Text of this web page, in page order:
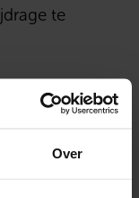
Over
te
voor